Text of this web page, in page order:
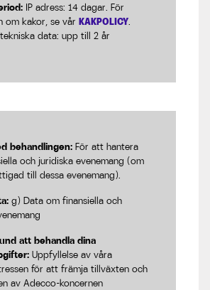
IP adress: 14 dagar. För
om kakor, se vår KAKPOLICY.
data: upp till 2 år
behandlingen: För att hantera
och juridiska evenemang (om
till dessa evenemang).
g) Data om finansiella och
att behandla dina
Uppfyllelse av våra
för att främja tillväxten och
av Adecco-koncernen